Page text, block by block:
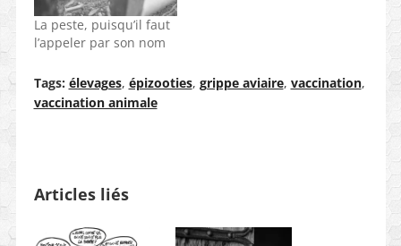
La peste, puisqu’il faut
l’appeler par son nom
Tags: élevages, épizooties, grippe aviaire, vaccination,
vaccination animale
Articles liés